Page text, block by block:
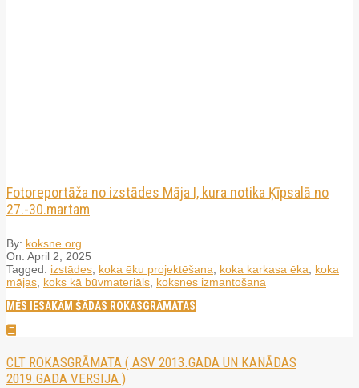
Fotoreportāža no izstādes Māja I, kura notika Ķīpsalā no
27.-30.martam
By: koksne.org
On: April 2, 2025
Tagged: izstādes koka ēku projektēšana koka karkasa ēka
koka
mājas koks kā būvmateriāls koksnes izmantošana
MĒS IESAKĀM ŠĀDAS ROKASGRĀMATAS
CLT ROKASGRĀMATA ( ASV 2013.GADA UN KANĀDAS
2019.GADA VERSIJA )